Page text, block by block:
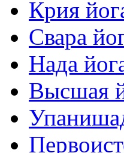
Крия
Свара
Нада
Высшая